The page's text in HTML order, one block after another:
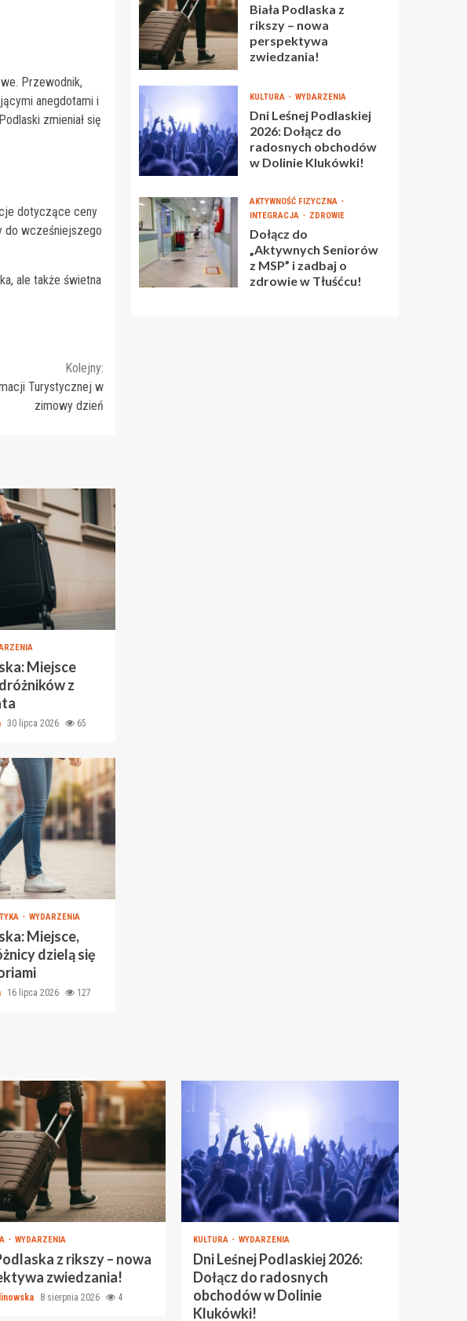
Przewodnik,
anegdotami i
zmieniał się
dotyczące ceny
do wcześniejszego
ale także świetna
Kolejny:
Turystycznej w
zimowy dzień
Miejsce
z
30 lipca 2026 65
WYDARZENIA
Miejsce,
dzielą się
16 lipca 2026 127
Biała Podlaska z
rikszy – nowa
perspektywa
zwiedzania!
KULTURA WYDARZENIA
Dni Leśnej Podlaskiej
2026: Dołącz do
radosnych obchodów
w Dolinie Klukówki!
AKTYWNOŚĆ FIZYCZNA
INTEGRACJA
ZDROWIE
Dołącz do
„Aktywnych Seniorów
z MSP” i zadbaj o
zdrowie w Tłuśćcu!
WYDARZENIA
z rikszy – nowa
zwiedzania!
8 sierpnia 2026 4
KULTURA WYDARZENIA
Dni Leśnej Podlaskiej 2026:
Dołącz do radosnych
obchodów w Dolinie
Klukówki!